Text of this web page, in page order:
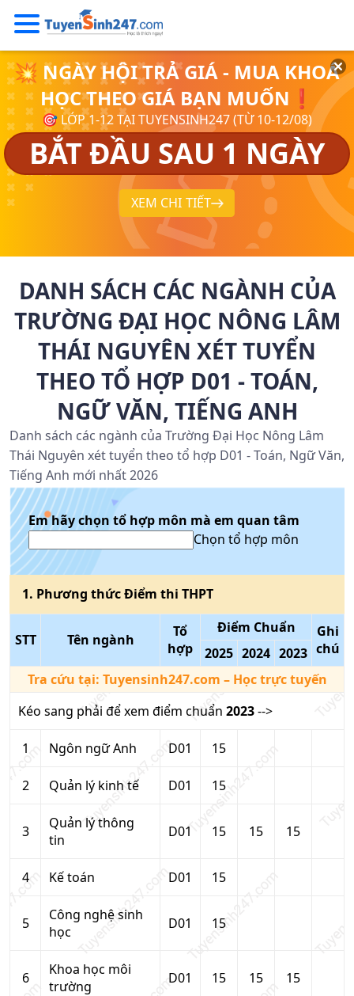
💥 NGÀY HỘI TRẢ GIÁ - MUA KHOÁ
HỌC THEO GIÁ BẠN MUỐN❗
🎯 LỚP 1-12 TẠI TUYENSINH247 (TỪ 10-12/08)
BẮT ĐẦU SAU 1 NGÀY
XEM CHI TIẾT
DANH SÁCH CÁC NGÀNH CỦA
TRƯỜNG ĐẠI HỌC NÔNG LÂM
THÁI NGUYÊN XÉT TUYỂN
THEO TỔ HỢP D01 - TOÁN,
NGỮ VĂN, TIẾNG ANH
Danh sách các ngành của Trường Đại Học Nông Lâm
Thái Nguyên xét tuyển theo tổ hợp D01 - Toán, Ngữ Văn,
Tiếng Anh mới nhất 2026
Em hãy chọn tổ hợp môn mà em quan tâm
Chọn tổ hợp môn
1. Phương thứcĐiểm thi THPT
STT Tên ngành
Tổ
hợp
Điểm Chuẩn
Ghi
chú
2025 2024 2023
Tra cứu tại: Tuyensinh247.com – Học trực tuyến
Kéo sang phải để xem điểm chuẩn 2023-->
1 Ngôn ngữ Anh D01 15
2 Quản lý kinh tế D01 15
3
Quản lý thông
tin
D01 15 15 15
4 Kế toán D01 15
5
Công nghệ sinh
học
D01 15
6
Khoa học môi
trường
D01 15 15 15